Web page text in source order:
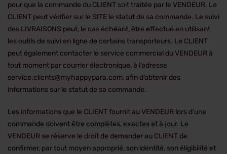
pour que la commande du CLIENT soit traitée par le VENDEUR. Le
CLIENT peut vérifier sur le SITE le statut de sa commande. Le suivi
des LIVRAISONS peut, le cas échéant, être effectué en utilisant
les outils de suivi en ligne de certains transporteurs. Le CLIENT
peut également contacter le service commercial du VENDEUR à
tout moment par courrier électronique, à l’adresse
service.clients@myhappypara.com, afin d’obtenir des
informations sur le statut de sa commande.
Les informations que le CLIENT fournit au VENDEUR lors d’une
commande doivent être complètes, exactes et à jour. Le
VENDEUR se réserve le droit de demander au CLIENT de
confirmer, par tout moyen approprié, son identité, son éligibilité et